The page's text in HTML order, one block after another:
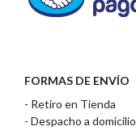
FORMAS DE ENVÍO
- Retiro en Tienda
- Despacho a